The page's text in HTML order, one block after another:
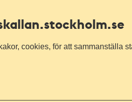
.stockholm.se
cookies, för att sammanställa